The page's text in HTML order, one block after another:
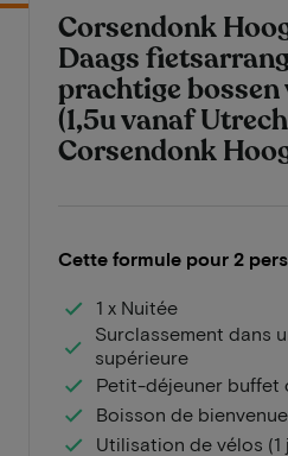
Corsendonk
Daags
prachtige bossen
(1,5u vanaf
Corsendonk
Cette formule pour 2
1 x Nuitée
Surclassement dans
supérieure
Petit-déjeuner buffet
Boisson de bienvenue
Utilisation de vélos (1